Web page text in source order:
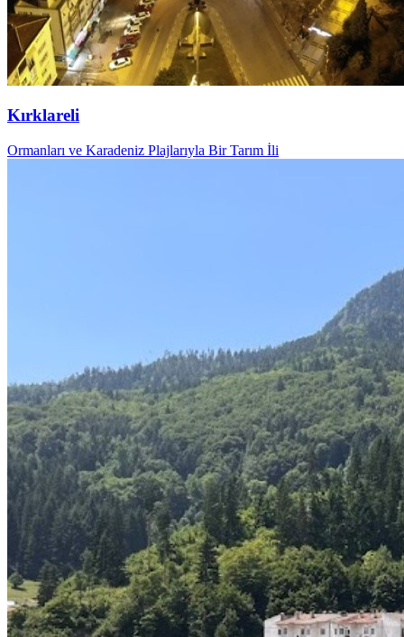
Kırklareli
Ormanları ve Karadeniz Plajlarıyla Bir Tarım İli